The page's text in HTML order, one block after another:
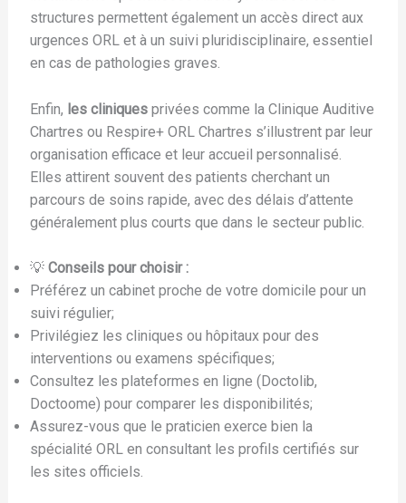
structures permettent également un accès direct aux
urgences ORL et à un suivi pluridisciplinaire, essentiel
en cas de pathologies graves.
Enfin, les cliniquesprivées comme la Clinique Auditive
Chartres ou Respire+ ORL Chartres s’illustrent par leur
organisation efficace et leur accueil personnalisé.
Elles attirent souvent des patients cherchant un
parcours de soins rapide, avec des délais d’attente
généralement plus courts que dans le secteur public.
💡 Conseils pour choisir :
Préférez un cabinet proche de votre domicile pour un
suivi régulier;
Privilégiez les cliniques ou hôpitaux pour des
interventions ou examens spécifiques;
Consultez les plateformes en ligne (Doctolib,
Doctoome) pour comparer les disponibilités;
Assurez-vous que le praticien exerce bien la
spécialité ORL en consultant les profils certifiés sur
les sites officiels.